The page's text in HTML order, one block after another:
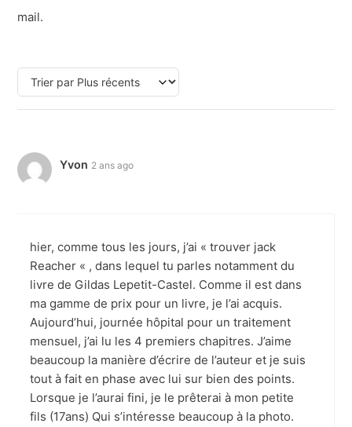
mail.
Yvon 2 ans ago
hier, comme tous les jours, j’ai « trouver jack
Reacher « , dans lequel tu parles notamment du
livre de Gildas Lepetit-Castel. Comme il est dans
ma gamme de prix pour un livre, je l’ai acquis.
Aujourd’hui, journée hôpital pour un traitement
mensuel, j’ai lu les 4 premiers chapitres. J’aime
beaucoup la manière d’écrire de l’auteur et je suis
tout à fait en phase avec lui sur bien des points.
Lorsque je l’aurai fini, je le prêterai à mon petite
fils (17ans) Qui s’intéresse beaucoup à la photo.